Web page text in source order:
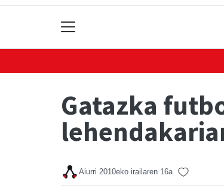
Gatazka
Aiurri 2010eko irailaren 16a